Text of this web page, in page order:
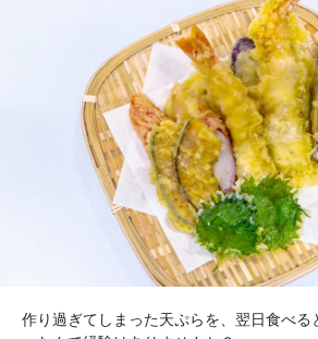
作り過ぎてしまった天ぷらを、翌日食べ